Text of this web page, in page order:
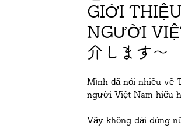
コンクリート製品製造 ビ
真岡市 日光
GIỚI
NGƯỜI
介します～
Mình đã nói nhiều về
người Việt Nam hiểu
Vậy không dài dòng